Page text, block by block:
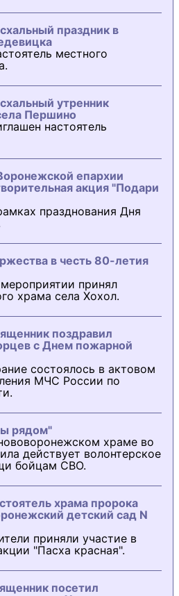
праздник в
местного
утренник
Першино
настоятель
епархии
акция "Подари
празднования Дня
в честь 80-летия
принял
храма села Хохол.
поздравил
с Днем пожарной
состоялось в актовом
МЧС России по
рядом"
храме во
действует волонтерское
бойцам СВО.
храма пророка
детский сад N
приняли участие в
"Пасха красная".
посетил